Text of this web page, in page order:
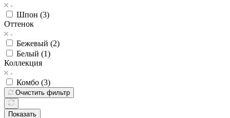
Шпон (3)
Оттенок
Бежевый (2)
Белый (1)
Коллекция
Комбо (3)
Очистить фильтр
Показать